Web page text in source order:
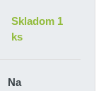
Skladom 1
ks
Na